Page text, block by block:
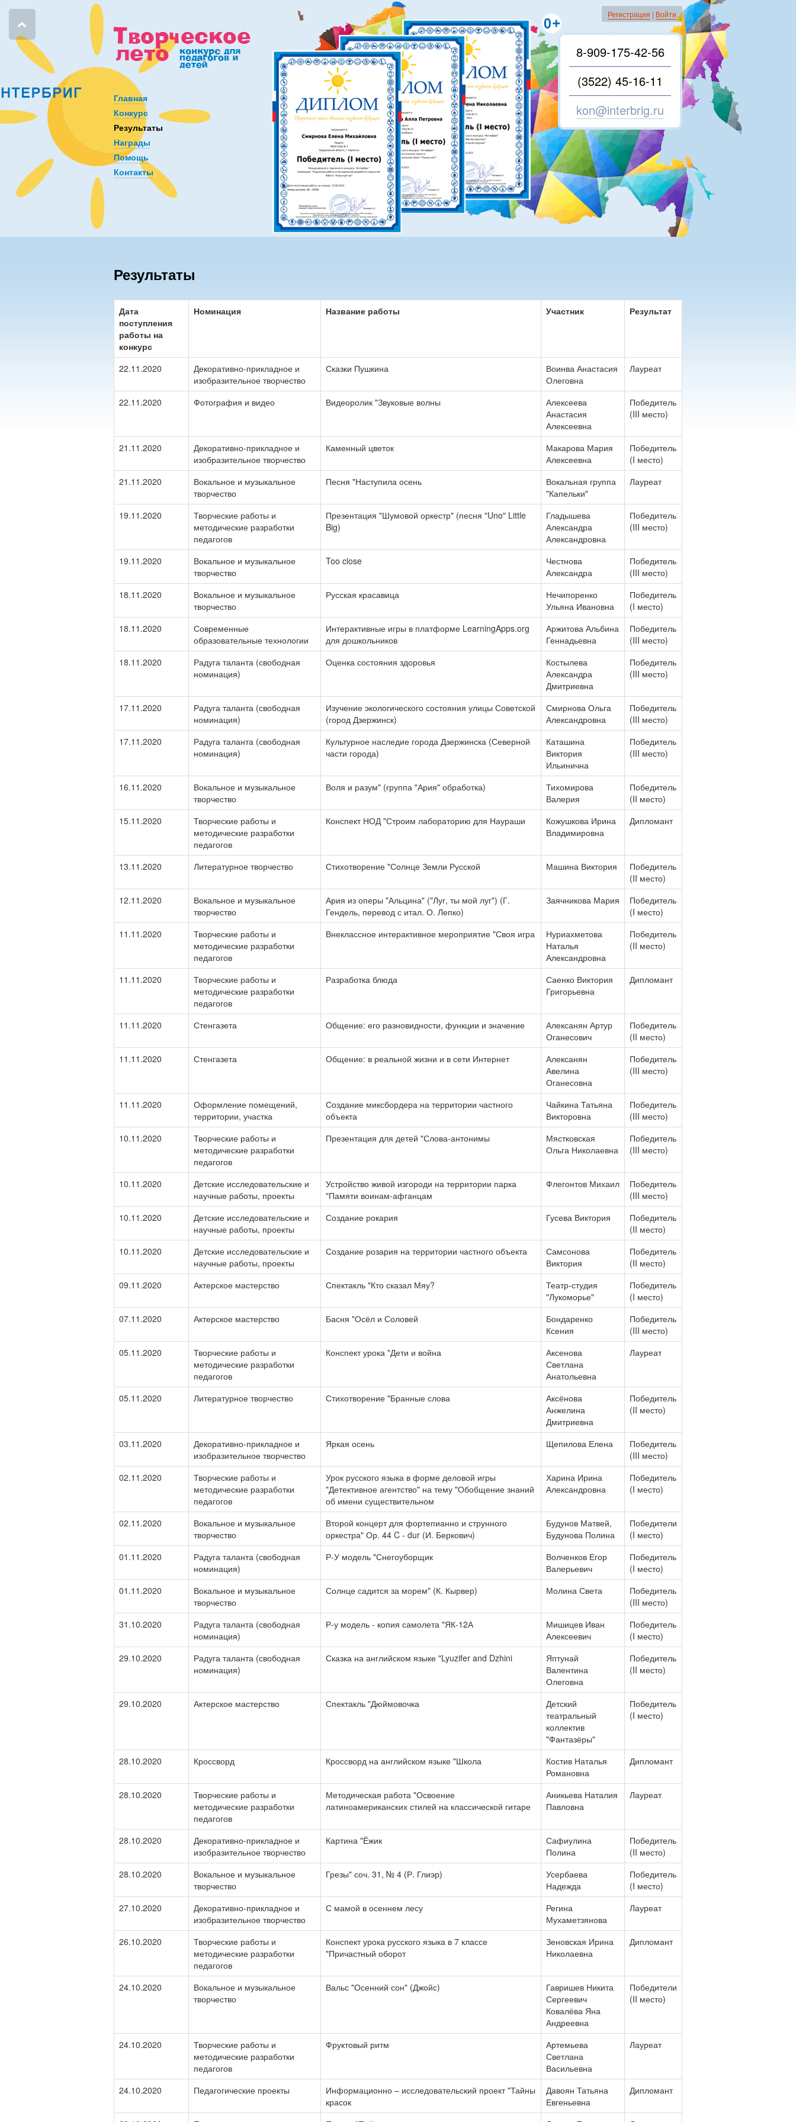
Главная
Конкурс
Результаты
Награды
Помощь
Контакты
Регистрация | Войти
8-909-175-42-56
(3522) 45-16-11
kon@interbrig.ru
Результаты
Дата
поступления
работы на
конкурс
Номинация Название работы Участник Результат
22.11.2020
Декоративно-прикладное и
изобразительное творчество
Сказки Пушкина
Воинва Анастасия
Олеговна
Лауреат
22.11.2020 Фотография и видео Видеоролик "Звуковые волны
Алексеева
Анастасия
Алексеевна
Победитель
(III место)
21.11.2020
Декоративно-прикладное и
изобразительное творчество
Каменный цветок
Макарова Мария
Алексеевна
Победитель
(I место)
21.11.2020
Вокальное и музыкальное
творчество
Песня "Наступила осень
Вокальная группа
"Капельки"
Лауреат
19.11.2020
Творческие работы и
методические разработки
педагогов
Презентация "Шумовой оркестр" (песня "Uno" Little
Big)
Гладышева
Александра
Александровна
Победитель
(III место)
19.11.2020
Вокальное и музыкальное
творчество
Too close
Честнова
Александра
Победитель
(III место)
18.11.2020
Вокальное и музыкальное
творчество
Русская красавица
Нечипоренко
Ульяна Ивановна
Победитель
(I место)
18.11.2020
Современные
образовательные технологии
Интерактивные игры в платформе LearningApps.org
для дошкольников
Аржитова Альбина
Геннадьевна
Победитель
(III место)
18.11.2020
Радуга таланта (свободная
номинация)
Оценка состояния здоровья
Костылева
Александра
Дмитриевна
Победитель
(III место)
17.11.2020
Радуга таланта (свободная
номинация)
Изучение экологического состояния улицы Советской
(город Дзержинск)
Смирнова Ольга
Александровна
Победитель
(III место)
17.11.2020
Радуга таланта (свободная
номинация)
Культурное наследие города Дзержинска (Северной
части города)
Каташина
Виктория
Ильинична
Победитель
(III место)
16.11.2020
Вокальное и музыкальное
творчество
Воля и разум" (группа "Ария" обработка)
Тихомирова
Валерия
Победитель
(II место)
15.11.2020
Творческие работы и
методические разработки
педагогов
Конспект НОД "Строим лабораторию для Наураши
Кожушкова Ирина
Владимировна
Дипломант
13.11.2020 Литературное творчество Стихотворение "Солнце Земли Русской Машина Виктория
Победитель
(II место)
12.11.2020
Вокальное и музыкальное
творчество
Ария из оперы "Альцина" ("Луг, ты мой луг") (Г.
Гендель, перевод с итал. О. Лепко)
Заячникова Мария
Победитель
(I место)
11.11.2020
Творческие работы и
методические разработки
педагогов
Внеклассное интерактивное мероприятие "Своя игра
Нуриахметова
Наталья
Александровна
Победитель
(II место)
11.11.2020
Творческие работы и
методические разработки
педагогов
Разработка блюда
Саенко Виктория
Григорьевна
Дипломант
11.11.2020 Стенгазета Общение: его разновидности, функции и значение
Алексанян Артур
Оганесович
Победитель
(II место)
11.11.2020
Стенгазета Общение: в реальной жизни и в сети Интернет
Алексанян
Авелина
Оганесовна
Победитель
(III место)
11.11.2020
Оформление помещений,
территории, участка
Создание миксбордера на территории частного
объекта
Чайкина Татьяна
Викторовна
Победитель
(III место)
10.11.2020
Творческие работы и
методические разработки
педагогов
Презентация для детей "Слова-антонимы
Мястковская
Ольга Николаевна
Победитель
(III место)
10.11.2020
Детские исследовательские и
научные работы, проекты
Устройство живой изгороди на территории парка
"Памяти воинам-афганцам
Флегонтов Михаил
Победитель
(III место)
10.11.2020
Детские исследовательские и
научные работы, проекты
Создание рокария Гусева Виктория
Победитель
(II место)
10.11.2020
Детские исследовательские и
научные работы, проекты
Создание розария на территории частного объекта
Самсонова
Виктория
Победитель
(II место)
09.11.2020
Актерское мастерство Спектакль "Кто сказал Мяу?
Театр-студия
"Лукоморье"
Победитель
(I место)
07.11.2020
Актерское мастерство Басня "Осёл и Соловей
Бондаренко
Ксения
Победитель
(III место)
05.11.2020
Творческие работы и
методические разработки
педагогов
Конспект урока "Дети и война
Аксенова
Светлана
Анатольевна
Лауреат
05.11.2020 Литературное творчество Стихотворение "Бранные слова
Аксёнова
Анжелина
Дмитриевна
Победитель
(II место)
03.11.2020
Декоративно-прикладное и
изобразительное творчество
Яркая осень Щепилова Елена
Победитель
(III место)
02.11.2020
Творческие работы и
методические разработки
педагогов
Урок русского языка в форме деловой игры
"Детективное агентство" на тему "Обобщение знаний
об имени существительном
Харина Ирина
Александровна
Победитель
(I место)
02.11.2020
Вокальное и музыкальное
творчество
Второй концерт для фортепианно и струнного
оркестра" Ор. 44 C - dur (И. Беркович)
Будунов Матвей,
Будунова Полина
Победители
(I место)
01.11.2020
Радуга таланта (свободная
номинация)
Р-У модель "Снегоуборщик
Волченков Егор
Валерьевич
Победитель
(I место)
01.11.2020
Вокальное и музыкальное
творчество
Солнце садится за морем" (К. Кырвер) Молина Света
Победитель
(III место)
31.10.2020
Радуга таланта (свободная
номинация)
Р-у модель - копия самолета "ЯК-12А
Мишицев Иван
Алексеевич
Победитель
(I место)
29.10.2020
Радуга таланта (свободная
номинация)
Сказка на английском языке "Lyuzifer and Dzhini
Яптунай
Валентина
Олеговна
Победитель
(II место)
29.10.2020 Актерское мастерство Спектакль "Дюймовочка
Детский
театральный
коллектив
"Фантазёры"
Победитель
(I место)
28.10.2020 Кроссворд Кроссворд на английском языке "Школа
Костив Наталья
Романовна
Дипломант
28.10.2020
Творческие работы и
методические разработки
педагогов
Методическая работа "Освоение
латиноамериканских стилей на классической гитаре
Аникьева Наталия
Павловна
Лауреат
28.10.2020
Декоративно-прикладное и
изобразительное творчество
Картина "Ёжик
Сафиулина
Полина
Победитель
(II место)
28.10.2020
Вокальное и музыкальное
творчество
Грезы" соч. 31, № 4 (Р. Глиэр)
Усербаева
Надежда
Победитель
(I место)
27.10.2020
Декоративно-прикладное и
изобразительное творчество
С мамой в осеннем лесу
Регина
Мухаметзянова
Лауреат
26.10.2020
Творческие работы и
методические разработки
педагогов
Конспект урока русского языка в 7 классе
"Причастный оборот
Зеновская Ирина
Николаевна
Дипломант
24.10.2020
Вокальное и музыкальное
творчество
Вальс "Осенний сон" (Джойс)
Гавришев Никита
Сергеевич
Ковалёва Яна
Андреевна
Победители
(II место)
24.10.2020
Творческие работы и
методические разработки
педагогов
Фруктовый ритм
Артемьева
Светлана
Васильевна
Лауреат
24.10.2020 Педагогические проекты
Информационно – исследовательский проект "Тайны
красок
Давоян Татьяна
Евгеньевна
Дипломант